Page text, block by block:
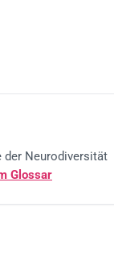
der Neurodiversität
Glossar